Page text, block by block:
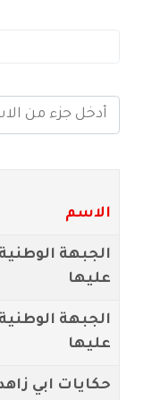
أدخل جزء من
الاسم
الجبهة
عليها
الجبهة
عليها
حكايات ابي